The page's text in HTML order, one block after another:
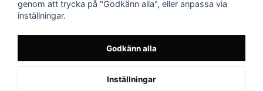
genom att trycka på "Godkänn alla", eller anpassa via
inställningar.
Godkänn alla
Inställningar